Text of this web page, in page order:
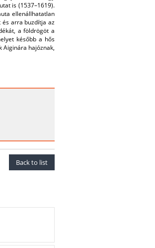
is (1537–1619).
ellenállhatatlan
és arra buzdítja az
a földrögöt a
később a hős
Aiginára hajóznak,
Back to list